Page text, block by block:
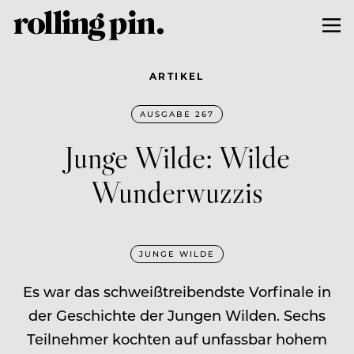
ARTIKEL
AUSGABE 267
Junge Wilde: Wilde
Wunderwuzzis
JUNGE WILDE
Es war das schweißtreibendste Vorfinale in
der Geschichte der Jungen Wilden. Sechs
Teilnehmer kochten auf unfassbar hohem